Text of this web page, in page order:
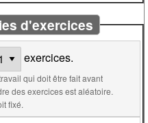
d'exercices
exercices.
qui doit être fait avant
des exercices est aléatoire.
fixé.